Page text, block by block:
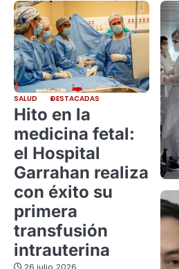
SALUD DESTACADAS
Hito en la
medicina fetal:
el Hospital
Garrahan realiza
con éxito su
primera
transfusión
intrauterina